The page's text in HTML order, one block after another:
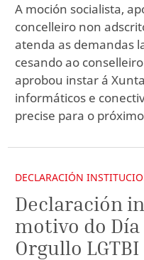
A moción socialista,
concelleiro non
atenda as demandas
cesando ao
aprobou instar á
informáticos e
precise para o
DECLARACIÓN
Declaración
motivo do
Orgullo LGTBI